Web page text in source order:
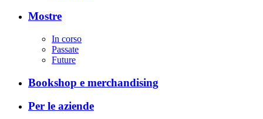
Mostre
In corso
Passate
Future
Bookshop e merchandising
Per le aziende